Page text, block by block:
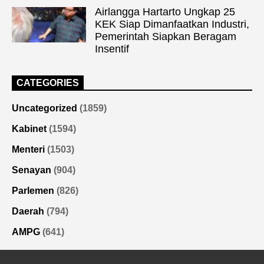
Airlangga Hartarto Ungkap 25
KEK Siap Dimanfaatkan Industri,
Pemerintah Siapkan Beragam
Insentif
CATEGORIES
Uncategorized (1859)
Kabinet (1594)
Menteri (1503)
Senayan (904)
Parlemen (826)
Daerah (794)
AMPG (641)